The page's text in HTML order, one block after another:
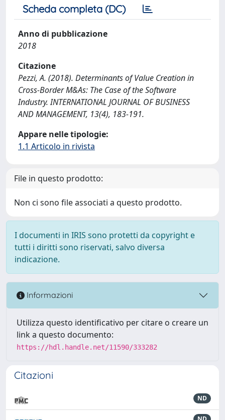
Scheda completa (DC)
Anno di pubblicazione
2018
Citazione
Pezzi, A. (2018). Determinants of Value Creation in
Cross-Border M&As: The Case of the Software
Industry. INTERNATIONAL JOURNAL OF BUSINESS
AND MANAGEMENT, 13(4), 183-191.
Appare nelle tipologie:
1.1 Articolo in rivista
File in questo prodotto:
Non ci sono file associati a questo prodotto.
I documenti in IRIS sono protetti da copyright e
tutti i diritti sono riservati, salvo diversa
indicazione.
Informazioni
Utilizza questo identificativo per citare o creare un
link a questo documento:
https://hdl.handle.net/11590/333282
Citazioni
ND